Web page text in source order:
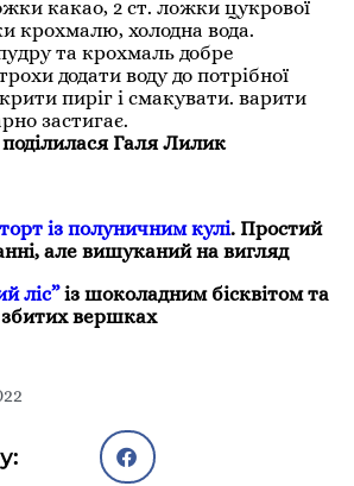
какао, 2 ст. ложки цукрової
крохмалю, холодна вода.
та крохмаль добре
додати воду до потрібної
пиріг і смакувати. варити
застигає.
Галя Лилик
із полуничним кулі. Простий
але вишуканий на вигляд
ліс”із шоколадним бісквітом та
вершках